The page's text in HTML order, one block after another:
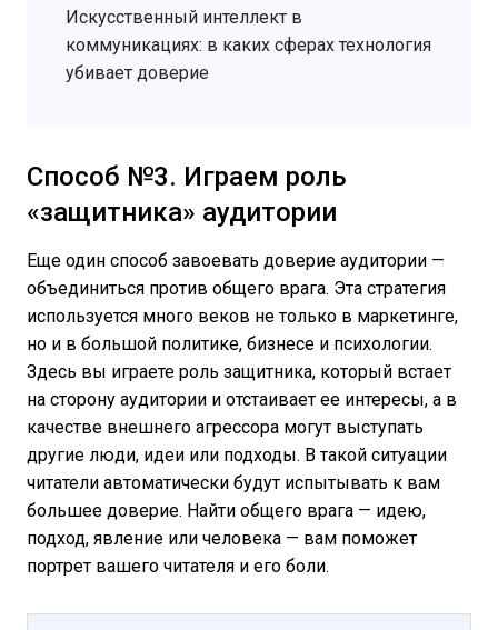
Искусственный интеллект в
коммуникациях: в каких сферах технология
убивает доверие
Способ №3. Играем роль
«защитника» аудитории
Еще один способ завоевать доверие аудитории —
объединиться против общего врага. Эта стратегия
используется много веков не только в маркетинге,
но и в большой политике, бизнесе и психологии.
Здесь вы играете роль защитника, который встает
на сторону аудитории и отстаивает ее интересы, а в
качестве внешнего агрессора могут выступать
другие люди, идеи или подходы. В такой ситуации
читатели автоматически будут испытывать к вам
большее доверие. Найти общего врага — идею,
подход, явление или человека — вам поможет
портрет вашего читателя и его боли.